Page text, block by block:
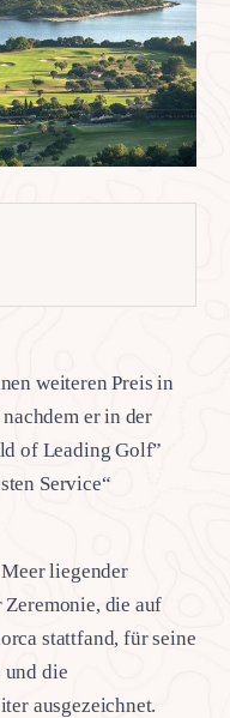
weiteren Preis in
er in der
of Leading Golf”
Service“
liegender
die auf
stattfand, für seine
und die
ausgezeichnet.